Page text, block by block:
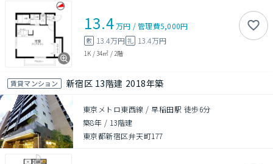
13.4万円 /管理費5,000円
敷 13.4万円 礼 13.4万円
1K /34㎡ / 2階
賃貸マンション 新宿区 13階建 2018年築
東京メトロ東西線 / 早稲田駅 徒歩6分
築8年 / 13階建
東京都新宿区弁天町177